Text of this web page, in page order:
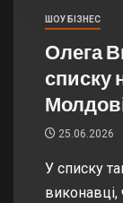
ШОУ БІЗНЕС
Олега
списку
25.06.2026
У списку
виконавці,